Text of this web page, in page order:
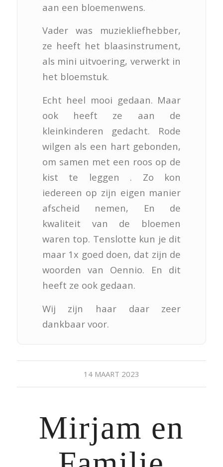
aan een bloemenwens.
Vader was muziekliefhebber,
ze heeft het blaasinstrument,
als mini uitvoering, verwerkt in
het bloemstuk.
Echt heel mooi gedaan. Maar
ook heeft ze aan de
kleinkinderen gedacht. Rode
wilgen als een hart gebonden,
om samen met een roos op de
kist te leggen . Zo kon
iedereen op zijn eigen manier
afscheid nemen, En de
kwaliteit van de bloemen
waren top. Tenslotte kun je dit
maar 1x goed doen, dat zijn de
woorden van Oennio. En dit
heeft ze ook gedaan.
Wij zijn haar daar zeer
dankbaar voor.
14 MAART 2023
Mirjam en